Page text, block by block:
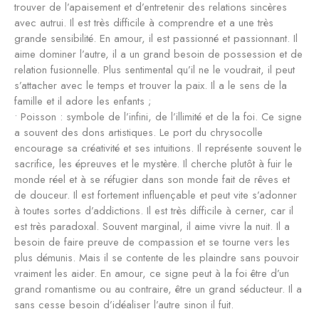
trouver de l’apaisement et d’entretenir des relations sincères
avec autrui. Il est très difficile à comprendre et a une très
grande sensibilité. En amour, il est passionné et passionnant. Il
aime dominer l’autre, il a un grand besoin de possession et de
relation fusionnelle. Plus sentimental qu’il ne le voudrait, il peut
s’attacher avec le temps et trouver la paix. Il a le sens de la
famille et il adore les enfants ;
• Poisson : symbole de l’infini, de l’illimité et de la foi. Ce signe
a souvent des dons artistiques. Le port du chrysocolle
encourage sa créativité et ses intuitions. Il représente souvent le
sacrifice, les épreuves et le mystère. Il cherche plutôt à fuir le
monde réel et à se réfugier dans son monde fait de rêves et
de douceur. Il est fortement influençable et peut vite s’adonner
à toutes sortes d’addictions. Il est très difficile à cerner, car il
est très paradoxal. Souvent marginal, il aime vivre la nuit. Il a
besoin de faire preuve de compassion et se tourne vers les
plus démunis. Mais il se contente de les plaindre sans pouvoir
vraiment les aider. En amour, ce signe peut à la foi être d’un
grand romantisme ou au contraire, être un grand séducteur. Il a
sans cesse besoin d’idéaliser l’autre sinon il fuit.